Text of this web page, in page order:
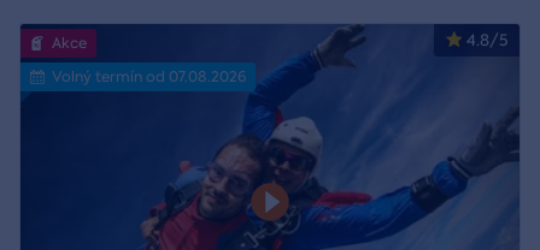
4.8/5
Akce
Volný termín od 07.08.2026